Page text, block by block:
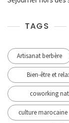
TAGS
Artisanat berbère
Bien-être et
coworking
culture marocaine